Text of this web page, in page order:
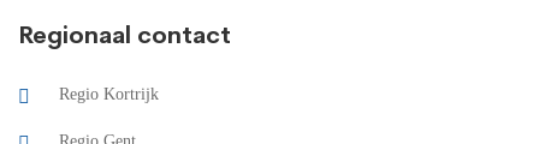
Regionaal contact
Regio Kortrijk
Regio Gent